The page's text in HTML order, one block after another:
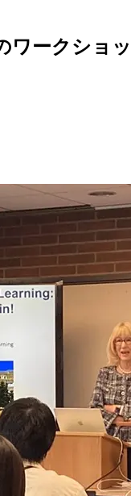
ワークショ